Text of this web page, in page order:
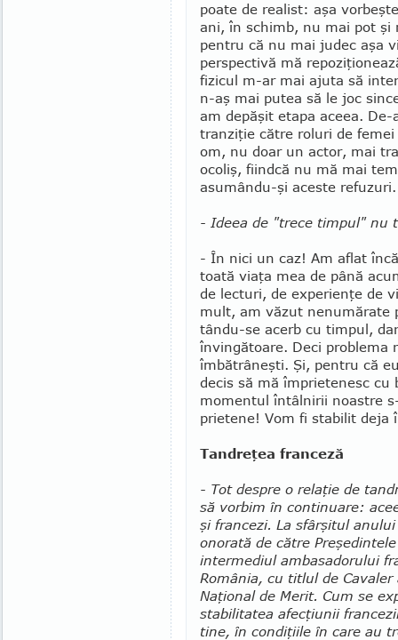
poate de realist: aşa
ani, în schimb, nu mai pot
pentru că nu mai judec aşa
perspectivă mă
fizicul m-ar mai ajuta să
n-aş mai putea să le joc
am depăşit etapa aceea.
tranziţie către roluri de
om, nu doar un actor, mai
ocoliş, fiindcă nu mă mai
asumându-şi aceste refuzuri.
- Ideea de "trece timpul" nu
- În nici un caz! Am aflat
toată viaţa mea de până
de lecturi, de ex­perienţe de
mult, am văzut nenumărate
tându-se acerb cu timpul,
învingătoare. Deci problema
îmbătrâneşti. Şi, pentru că
decis să mă împrietenesc
momentul întâlnirii noastre
prietene! Vom fi stabilit deja
Tandreţea franceză
- Tot despre o relaţie de
să vorbim în continuare:
şi francezi. La sfârşitul
onorată de către
intermediul ambasa­do­rului
România, cu titlul de Cavaler
Naţional de Merit. Cum se
stabilitatea afecţiunii
tine, în condiţiile în care au